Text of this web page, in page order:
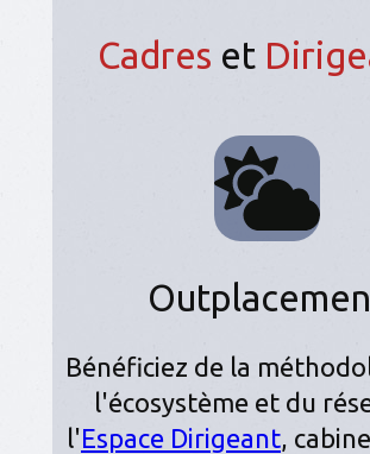
Cadres et
Bénéficiez de la
l'écosystème et du
l'Espace Dirigeant,